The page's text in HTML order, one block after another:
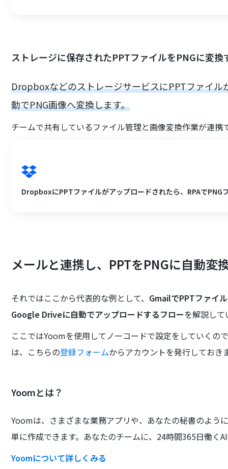
ストレージに保存されたPPTファイルをPNGに変換
DropboxなどのストレージサービスにPPTファイル
動でPNG画像へ変換します。
チームで共有しているファイル管理と画像変換作業が連携
DropboxにPPTファイルがアップロードされたら、RPAでPNG
メールと連携し、PPTをPNGに自動変
それではここから代表的な例として、 GmailでPPTファイ
Google Driveに自動でアップロードするフローを解説し
ここではYoomを使用してノーコードで設定をしていくの
は、こちらの登録フォームからアカウントを発行しておき
Yoomとは？
Yoomは、さまざまな業務アプリや、あなたの秘書のよう
単に作成できます。あなたのチームに、24時間365日働く
Yoomについて詳しくみる